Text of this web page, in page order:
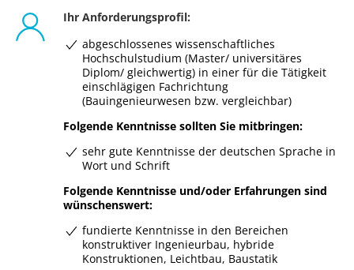
Ihr Anforderungsprofil:
abgeschlossenes wissenschaftliches
Hochschulstudium (Master/ universitäres
Diplom/ gleichwertig) in einer für die Tätigkeit
einschlägigen Fachrichtung
(Bauingenieurwesen bzw. vergleichbar)
Folgende Kenntnisse sollten Sie mitbringen:
sehr gute Kenntnisse der deutschen Sprache in
Wort und Schrift
Folgende Kenntnisse und/oder Erfahrungen sind
wünschenswert:
fundierte Kenntnisse in den Bereichen
konstruktiver Ingenieurbau, hybride
Konstruktionen, Leichtbau, Baustatik